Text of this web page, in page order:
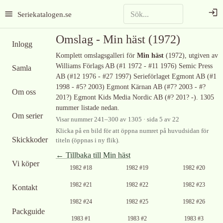
Seriekatalogen.se
Inlogg
Samla
Om oss
Om serier
Skickkoder
Vi köper
Kontakt
Packguide
Omslag - Min häst (1972)
Komplett omslagsgalleri för Min häst (1972), utgiven av
Williams Förlags AB (#1 1972 - #11 1976) Semic Press
AB (#12 1976 - #27 1997) Serieförlaget Egmont AB (#1
1998 - #5? 2003) Egmont Kärnan AB (#7? 2003 - #?
201?) Egmont Kids Media Nordic AB (#? 201? -). 1305
nummer listade nedan.
Visar nummer241–300 av 1305 · sida 5 av 22
Klicka på en bild för att öppna numret på huvudsidan för
titeln (öppnas i ny flik).
← Tillbaka till Min häst
Ingen bild
1982 #18
Ingen bild
1982 #19
Ingen bild
1982 #20
Ingen bild
1982 #21
Ingen bild
1982 #22
Ingen bild
1982 #23
Ingen bild
1982 #24
Ingen bild
1982 #25
Ingen bild
1982 #26
Ingen bild
1983 #1
Ingen bild
1983 #2
Ingen bild
1983 #3